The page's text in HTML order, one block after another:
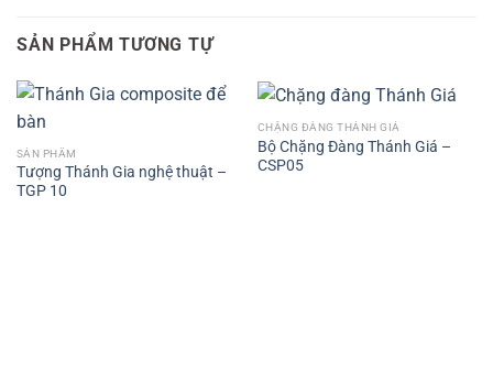
SẢN PHẨM TƯƠNG TỰ
SẢN PHẨM
Tượng Thánh Gia nghệ thuật –
TGP 10
CHẶNG ĐÀNG THÁNH GIÁ
Bộ Chặng Đàng Thánh Giá –
CSP05